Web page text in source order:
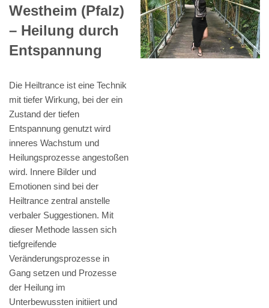
Westheim (Pfalz)
– Heilung durch
Entspannung
Die Heiltrance ist eine Technik
mit tiefer Wirkung, bei der ein
Zustand der tiefen
Entspannung genutzt wird
inneres Wachstum und
Heilungsprozesse angestoßen
wird. Innere Bilder und
Emotionen sind bei der
Heiltrance zentral anstelle
verbaler Suggestionen. Mit
dieser Methode lassen sich
tiefgreifende
Veränderungsprozesse in
Gang setzen und Prozesse
der Heilung im
Unterbewussten initiiert und